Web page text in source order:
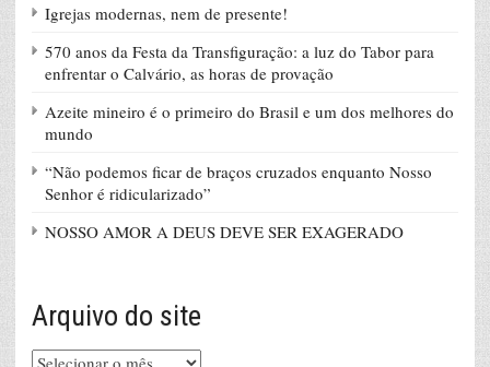
Igrejas modernas, nem de presente!
570 anos da Festa da Transfiguração: a luz do Tabor para
enfrentar o Calvário, as horas de provação
Azeite mineiro é o primeiro do Brasil e um dos melhores do
mundo
“Não podemos ficar de braços cruzados enquanto Nosso
Senhor é ridicularizado”
NOSSO AMOR A DEUS DEVE SER EXAGERADO
Arquivo do site
Arquivo